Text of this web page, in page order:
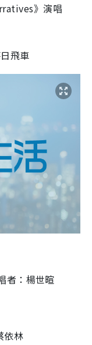
》演唱
飛車
者：楊世暄
依林